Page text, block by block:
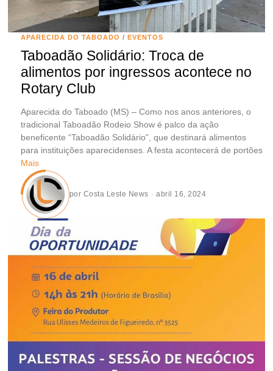
APARECIDA DO TABOADO / EVENTOS
Taboadão Solidário: Troca de
alimentos por ingressos acontece no
Rotary Club
Aparecida do Taboado (MS) – Como nos anos anteriores, o
tradicional Taboadão Rodeio Show é palco da ação
beneficente “Taboadão Solidário”, que destinará alimentos
para instituições aparecidenses. A festa acontecerá de portões
Mais
por Costa Leste News abril 16, 2024